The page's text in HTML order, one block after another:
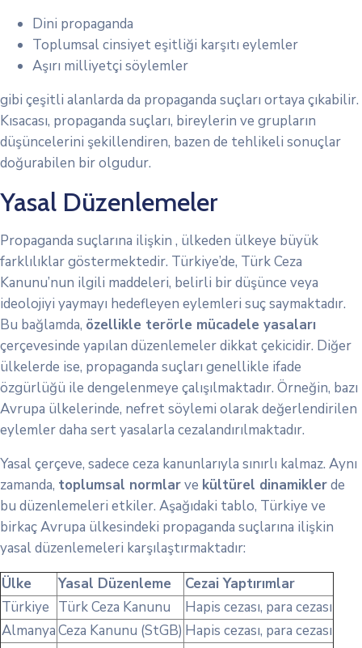
Dini propaganda
Toplumsal cinsiyet eşitliği karşıtı eylemler
Aşırı milliyetçi söylemler
gibi çeşitli alanlarda da propaganda suçları ortaya çıkabilir.
Kısacası, propaganda suçları, bireylerin ve grupların
düşüncelerini şekillendiren, bazen de tehlikeli sonuçlar
doğurabilen bir olgudur.
Yasal Düzenlemeler
Propaganda suçlarına ilişkin , ülkeden ülkeye büyük
farklılıklar göstermektedir. Türkiye’de, Türk Ceza
Kanunu’nun ilgili maddeleri, belirli bir düşünce veya
ideolojiyi yaymayı hedefleyen eylemleri suç saymaktadır.
Bu bağlamda, özellikle terörle mücadele yasaları
çerçevesinde yapılan düzenlemeler dikkat çekicidir. Diğer
ülkelerde ise, propaganda suçları genellikle ifade
özgürlüğü ile dengelenmeye çalışılmaktadır. Örneğin, bazı
Avrupa ülkelerinde, nefret söylemi olarak değerlendirilen
eylemler daha sert yasalarla cezalandırılmaktadır.
Yasal çerçeve, sadece ceza kanunlarıyla sınırlı kalmaz. Aynı
zamanda, toplumsal normlarve kültürel dinamiklerde
bu düzenlemeleri etkiler. Aşağıdaki tablo, Türkiye ve
birkaç Avrupa ülkesindeki propaganda suçlarına ilişkin
yasal düzenlemeleri karşılaştırmaktadır:
Ülke
Yasal Düzenleme
Cezai Yaptırımlar
Türkiye Türk Ceza Kanunu
Hapis cezası, para cezası
AlmanyaCeza Kanunu (StGB) Hapis cezası, para cezası